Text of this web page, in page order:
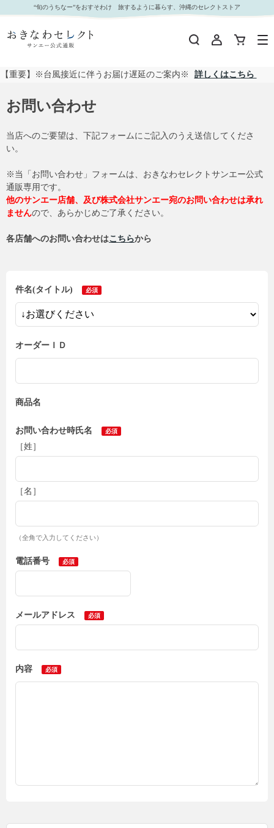
“旬のうちなー”をおすそわけ 旅するように暮らす、沖縄のセレクトストア
【重要】※台風接近に伴うお届け遅延のご案内※ 詳しくはこちら
お問い合わせ
当店へのご要望は、下記フォームにご記入のうえ送信してくださ
い。
※当「お問い合わせ」フォームは、おきなわセレクトサンエー公式
通販専用です。
他のサンエー店舗、及び株式会社サンエー宛のお問い合わせは承れ
ませんので、あらかじめご了承ください。
各店舗へのお問い合わせはこちらから
件名(タイトル)
オーダーＩＤ
商品名
お問い合わせ時氏名
［姓］
［名］
（全角で入力してください）
電話番号
メールアドレス
内容